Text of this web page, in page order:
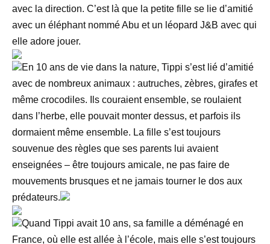
avec la direction. C’est là que la petite fille se lie d’amitié
avec un éléphant nommé Abu et un léopard J&B avec qui
elle adore jouer.
En 10 ans de vie dans la nature, Tippi s’est lié d’amitié
avec de nombreux animaux : autruches, zèbres, girafes et
même crocodiles. Ils couraient ensemble, se roulaient
dans l’herbe, elle pouvait monter dessus, et parfois ils
dormaient même ensemble. La fille s’est toujours
souvenue des règles que ses parents lui avaient
enseignées – être toujours amicale, ne pas faire de
mouvements brusques et ne jamais tourner le dos aux
prédateurs.
Quand Tippi avait 10 ans, sa famille a déménagé en
France, où elle est allée à l’école, mais elle s’est toujours